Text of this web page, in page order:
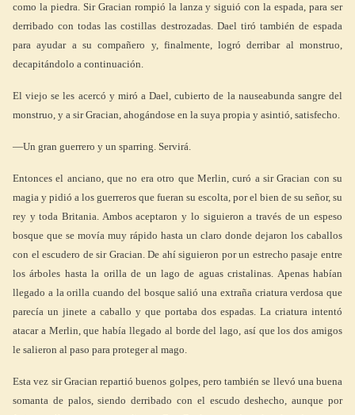
como la piedra. Sir Gracian rompió la lanza y siguió con la espada, para ser
derribado con todas las costillas destrozadas. Dael tiró también de espada
para ayudar a su compañero y, finalmente, logró derribar al monstruo,
decapitándolo a continuación.
El viejo se les acercó y miró a Dael, cubierto de la nauseabunda sangre del
monstruo, y a sir Gracian, ahogándose en la suya propia y asintió, satisfecho.
—Un gran guerrero y un sparring. Servirá.
Entonces el anciano, que no era otro que Merlin, curó a sir Gracian con su
magia y pidió a los guerreros que fueran su escolta, por el bien de su señor, su
rey y toda Britania. Ambos aceptaron y lo siguieron a través de un espeso
bosque que se movía muy rápido hasta un claro donde dejaron los caballos
con el escudero de sir Gracian. De ahí siguieron por un estrecho pasaje entre
los árboles hasta la orilla de un lago de aguas cristalinas. Apenas habían
llegado a la orilla cuando del bosque salió una extraña criatura verdosa que
parecía un jinete a caballo y que portaba dos espadas. La criatura intentó
atacar a Merlin, que había llegado al borde del lago, así que los dos amigos
le salieron al paso para proteger al mago.
Esta vez sir Gracian repartió buenos golpes, pero también se llevó una buena
somanta de palos, siendo derribado con el escudo deshecho, aunque por